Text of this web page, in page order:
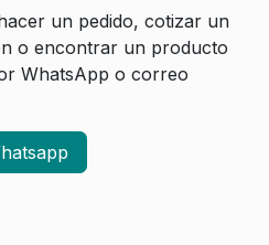
un pedido, cotizar un
o encontrar un producto
WhatsApp o correo